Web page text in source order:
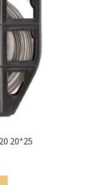
20*25